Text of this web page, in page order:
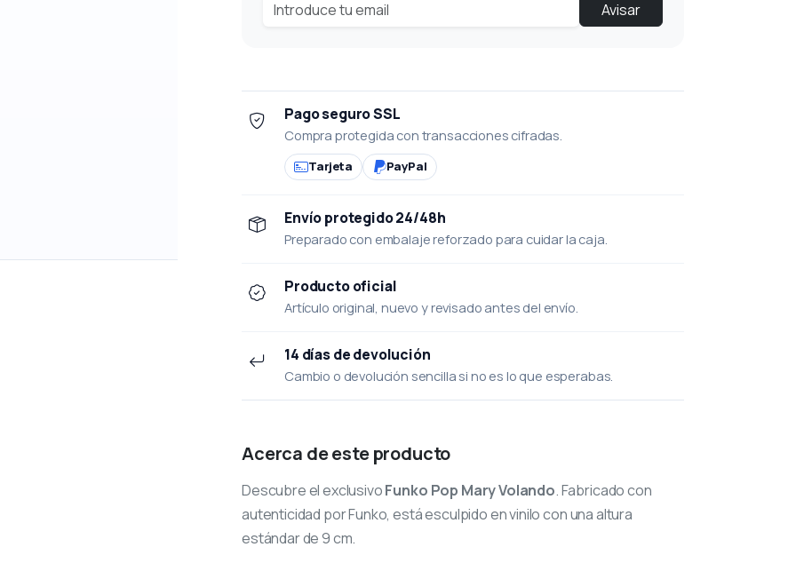
Avisar
Pago seguro SSL
Compra protegida con transacciones cifradas.
Tarjeta PayPal
Envío protegido 24/48h
Preparado con embalaje reforzado para cuidar la caja.
Producto oficial
Artículo original, nuevo y revisado antes del envío.
14 días de devolución
Cambio o devolución sencilla si no es lo que esperabas.
Acerca de este producto
Descubre el exclusivoFunko Pop Mary Volando. Fabricado con
autenticidad por Funko, está esculpido en vinilo con una altura
estándar de 9 cm.